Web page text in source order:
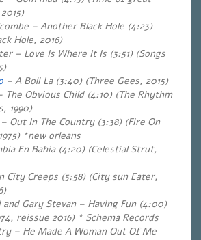
– Another Black Hole (4:23)
Hole, 2016)
– Love Is Where It Is (3:51) (Songs
– A Boli La (3:40) (Three Gees, 2015)
The Obvious Child (4:10) (The Rhythm
1990)
– Out In The Country (3:38) (Fire On
*new orleans
En Bahia (4:20) (Celestial Strut,
City Creeps (5:58) (City sun Eater,
and Gary Stevan – Having Fun (4:00)
reissue 2016) * Schema Records
– He Made A Woman Out Of Me